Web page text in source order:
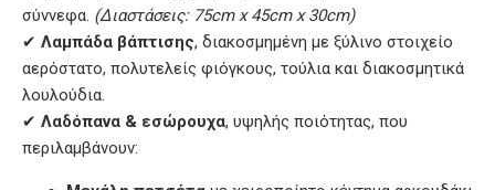
σύννεφα. (Διαστάσεις: 75cm x 45cm x 30cm)
✔ Λαμπάδα βάπτισης, διακοσμημένη με ξύλινο στοιχείο
αερόστατο, πολυτελείς φιόγκους, τούλια και διακοσμητικά
λουλούδια.
✔ Λαδόπανα & εσώρουχα, υψηλής ποιότητας, που
περιλαμβάνουν: